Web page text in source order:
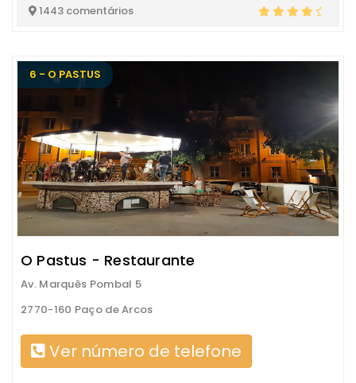
1443 comentários
6 - O PASTUS
O Pastus - Restaurante
Av. Marquês Pombal 5
2770-160 Paço de Arcos
Ver número de telefone